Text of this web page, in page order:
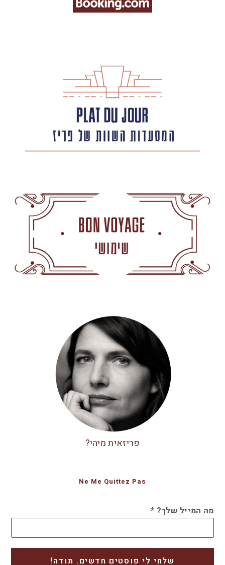
פריזאית מיהי?
Ne Me Quittez Pas
מה המייל שלך? *